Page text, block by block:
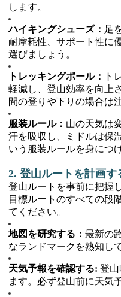
します。
ハイキングシューズ： 足
耐摩耗性、サポート性に
選びましょう。
トレッキングポール：
ト
軽減し、登山効率を向上
間の登りや下りの場合は
服装ルール： 山の天気は
汗を吸収し、ミドルは保
いう服装ルールを身につ
2. 登山ルートを計画す
登山ルートを事前に把握
目標ルートのすべての段
てください。
地図を研究する：最新の
なランドマークを熟知し
天気予報を確認する:登
ます。必ず登山前に天気